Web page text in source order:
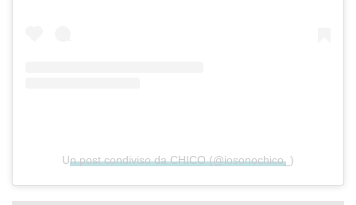
Un post condiviso da CHICO (@iosonochico_)